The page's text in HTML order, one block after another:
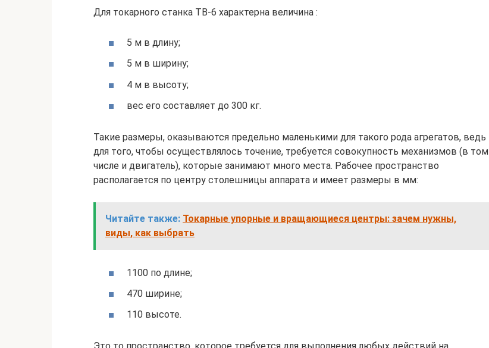
Для токарного станка ТВ-6 характерна величина :
5 м в длину;
5 м в ширину;
4 м в высоту;
вес его составляет до 300 кг.
Такие размеры, оказываются предельно маленькими для такого рода агрегатов, ведь
для того, чтобы осуществлялось точение, требуется совокупность механизмов (в том
числе и двигатель), которые занимают много места. Рабочее пространство
располагается по центру столешницы аппарата и имеет размеры в мм:
Читайте также: Токарные упорные и вращающиеся центры: зачем нужны,
виды, как выбрать
1100 по длине;
470 ширине;
110 высоте.